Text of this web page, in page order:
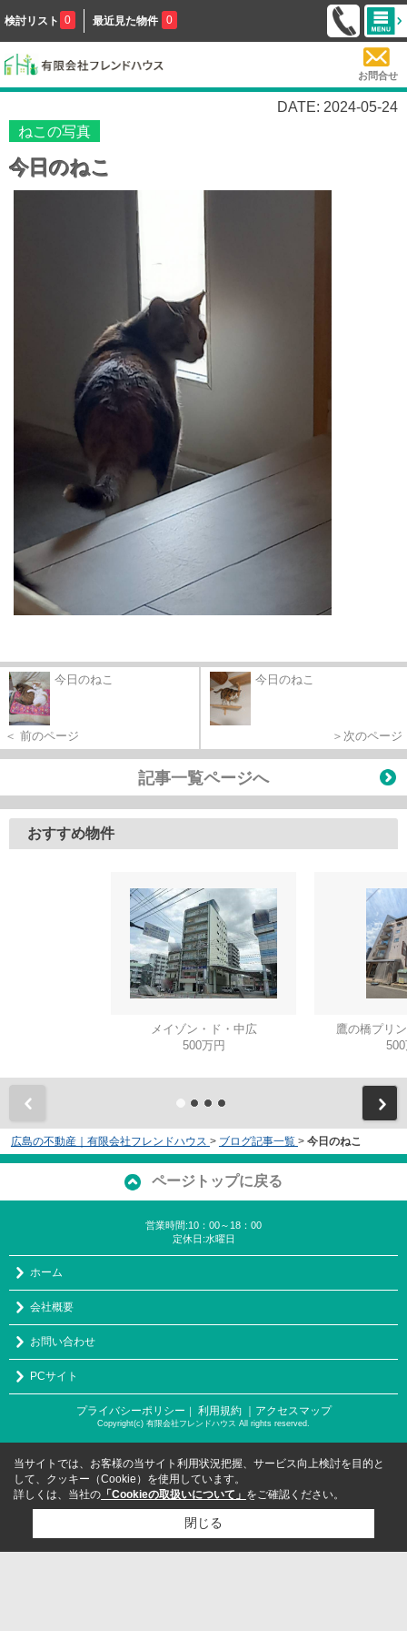
検討リスト 0 最近見た物件 0
お問合せ
DATE: 2024-05-24
ねこの写真
今日のねこ
今日のねこ
＜ 前のページ
今日のねこ
＞次のページ
記事一覧ページへ
おすすめ物件
メイゾン・ド・中広
500万円
鷹の橋プリ
広島の不動産｜有限会社フレンドハウス > ブログ記事一覧 > 今日のねこ
ページトップに戻る
営業時間:10：00～18：00
定休日:水曜日
ホーム
会社概要
お問い合わせ
PCサイト
プライバシーポリシー 利用規約 ｜アクセスマップ
Copyright(c) 有限会社フレンドハウス All rights reserved.
当サイトでは、お客様の当サイト利用状況把握、サービス向上検討を目的と
して、クッキー（Cookie）を使用しています。
詳しくは、当社の 「Cookieの取扱いについて」 をご確認ください。
閉じる